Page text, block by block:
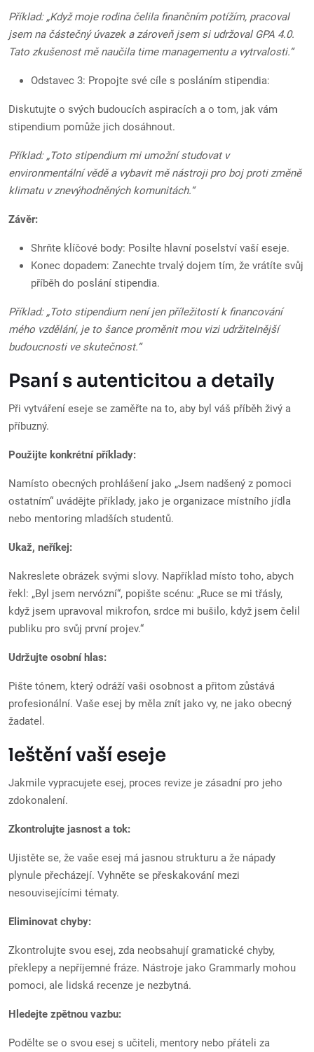
Příklad: „Když moje rodina čelila finančním potížím, pracoval
jsem na částečný úvazek a zároveň jsem si udržoval GPA 4.0.
Tato zkušenost mě naučila time managementu a vytrvalosti.“
Odstavec 3: Propojte své cíle s posláním stipendia:
Diskutujte o svých budoucích aspiracích a o tom, jak vám
stipendium pomůže jich dosáhnout.
Příklad: „Toto stipendium mi umožní studovat v
environmentální vědě a vybavit mě nástroji pro boj proti změně
klimatu v znevýhodněných komunitách.“
Závěr:
Shrňte klíčové body: Posilte hlavní poselství vaší eseje.
Konec dopadem: Zanechte trvalý dojem tím, že vrátíte svůj
příběh do poslání stipendia.
Příklad: „Toto stipendium není jen příležitostí k financování
mého vzdělání, je to šance proměnit mou vizi udržitelnější
budoucnosti ve skutečnost.“
Psaní s autenticitou a detaily
Při vytváření eseje se zaměřte na to, aby byl váš příběh živý a
příbuzný.
Použijte konkrétní příklady:
Namísto obecných prohlášení jako „Jsem nadšený z pomoci
ostatním“ uvádějte příklady, jako je organizace místního jídla
nebo mentoring mladších studentů.
Ukaž, neříkej:
Nakreslete obrázek svými slovy. Například místo toho, abych
řekl: „Byl jsem nervózní“, popište scénu: „Ruce se mi třásly,
když jsem upravoval mikrofon, srdce mi bušilo, když jsem čelil
publiku pro svůj první projev.“
Udržujte osobní hlas:
Pište tónem, který odráží vaši osobnost a přitom zůstává
profesionální. Vaše esej by měla znít jako vy, ne jako obecný
žadatel.
leštění vaší eseje
Jakmile vypracujete esej, proces revize je zásadní pro jeho
zdokonalení.
Zkontrolujte jasnost a tok:
Ujistěte se, že vaše esej má jasnou strukturu a že nápady
plynule přecházejí. Vyhněte se přeskakování mezi
nesouvisejícími tématy.
Eliminovat chyby:
Zkontrolujte svou esej, zda neobsahují gramatické chyby,
překlepy a nepříjemné fráze. Nástroje jako Grammarly mohou
pomoci, ale lidská recenze je nezbytná.
Hledejte zpětnou vazbu:
Podělte se o svou esej s učiteli, mentory nebo přáteli za